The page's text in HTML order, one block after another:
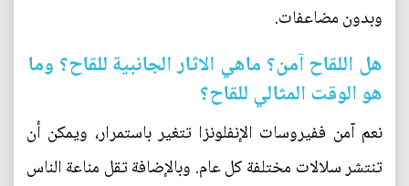
وبدون مضاعفات.
هل اللقاح آمن؟ ماهي الاثار الجانبية للقاح؟ وما
هو الوقت المثالي للقاح؟
نعم آمن ففيروسات الإنفلونزا تتغير باستمرار، ويمكن أن
تنتشر سلالات مختلفة كل عام. وبالإضافة تقل مناعة الناس